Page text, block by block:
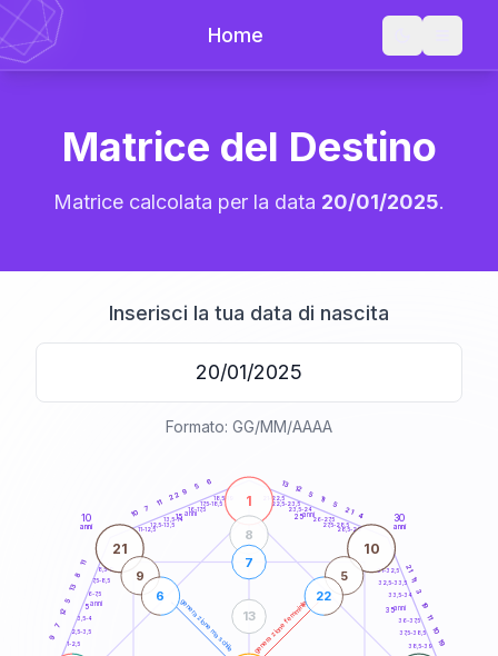
Home
Matrice del Destino
Matrice calcolata per la data 20/01/2025.
Inserisci la tua data di nascita
Formato: GG/MM/AAAA
generazione maschile generazione femminile
10
anni
30
anni
1-2,5
2,5-3,5
3,5-4
6-7,5
7,5-8,5
8,5-9
11-12,5
12,5-13,5
13,5-14
16-17,5
17,5-18,5
18,5-19
21-22,5
22,5-23,5
23,5-24
26-27,5
27,5-28,5
28,5-29
31-32,5
32,5-33,5
33,5-34
36-37,5
37,5-38,5
38,5-39
9
7
12
5
13
8
11
10 7
11
22 9
5
6 13
12 5
11
5
21 4
21
11
3
19
11
10
19
1
21 10
8
7
13
9
6
5
22
5anni
15 anni 25anni
35anni